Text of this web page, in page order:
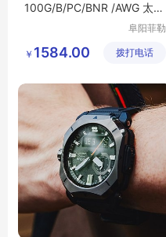
100G/B/PC/BNR /AWG 太阳
阜阳菲勒
公司
￥ 1584.00 拨打电话